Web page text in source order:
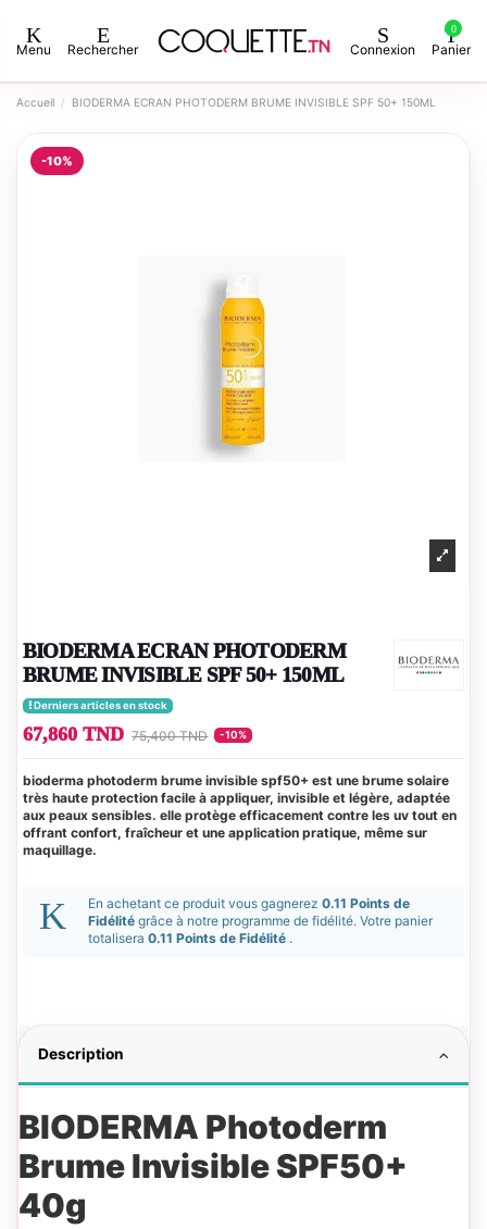
Menu Rechercher Connexion
0
Panier
Accueil BIODERMA ECRAN PHOTODERM BRUME INVISIBLE SPF 50+ 150ML
-10%
BIODERMA ECRAN PHOTODERM
BRUME INVISIBLE SPF 50+ 150ML
Derniers articles en stock
67,860 TND 75,400 TND -10%
bioderma photoderm brume invisible spf50+ est une brume solaire
très haute protection facile à appliquer, invisible et légère, adaptée
aux peaux sensibles. elle protège efficacement contre les uv tout en
offrant confort, fraîcheur et une application pratique, même sur
maquillage.
En achetant ce produit vous gagnerez 0.11 Points de
Fidélité grâce à notre programme de fidélité. Votre panier
totalisera 0.11 Points de Fidélité .
Description
BIODERMA Photoderm
Brume Invisible SPF50+
40g